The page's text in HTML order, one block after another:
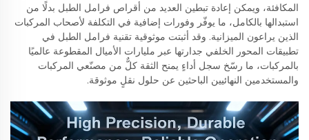
المكافئة، ويمكن إعادة تبطين العديد من أقراص فرامل الطبل بدلًا من
استبدالها بالكامل، ما يوفّر وفورات إضافية في التكلفة لأصحاب المركبات
الذين يراعون الميزانية. وقد أثبتت موثوقية تقنية فرامل الطبل في
تطبيقات المحور الخلفي جدارتها عبر مليارات الأميال المقطوعة عالميًا
بالمركبات، ما رسّخ سجل أداءٍ يمنح الثقة كلٌّ من مصنّعي المركبات
والمستخدمين النهائيين الباحثين عن حلول نقلٍ موثوقة.